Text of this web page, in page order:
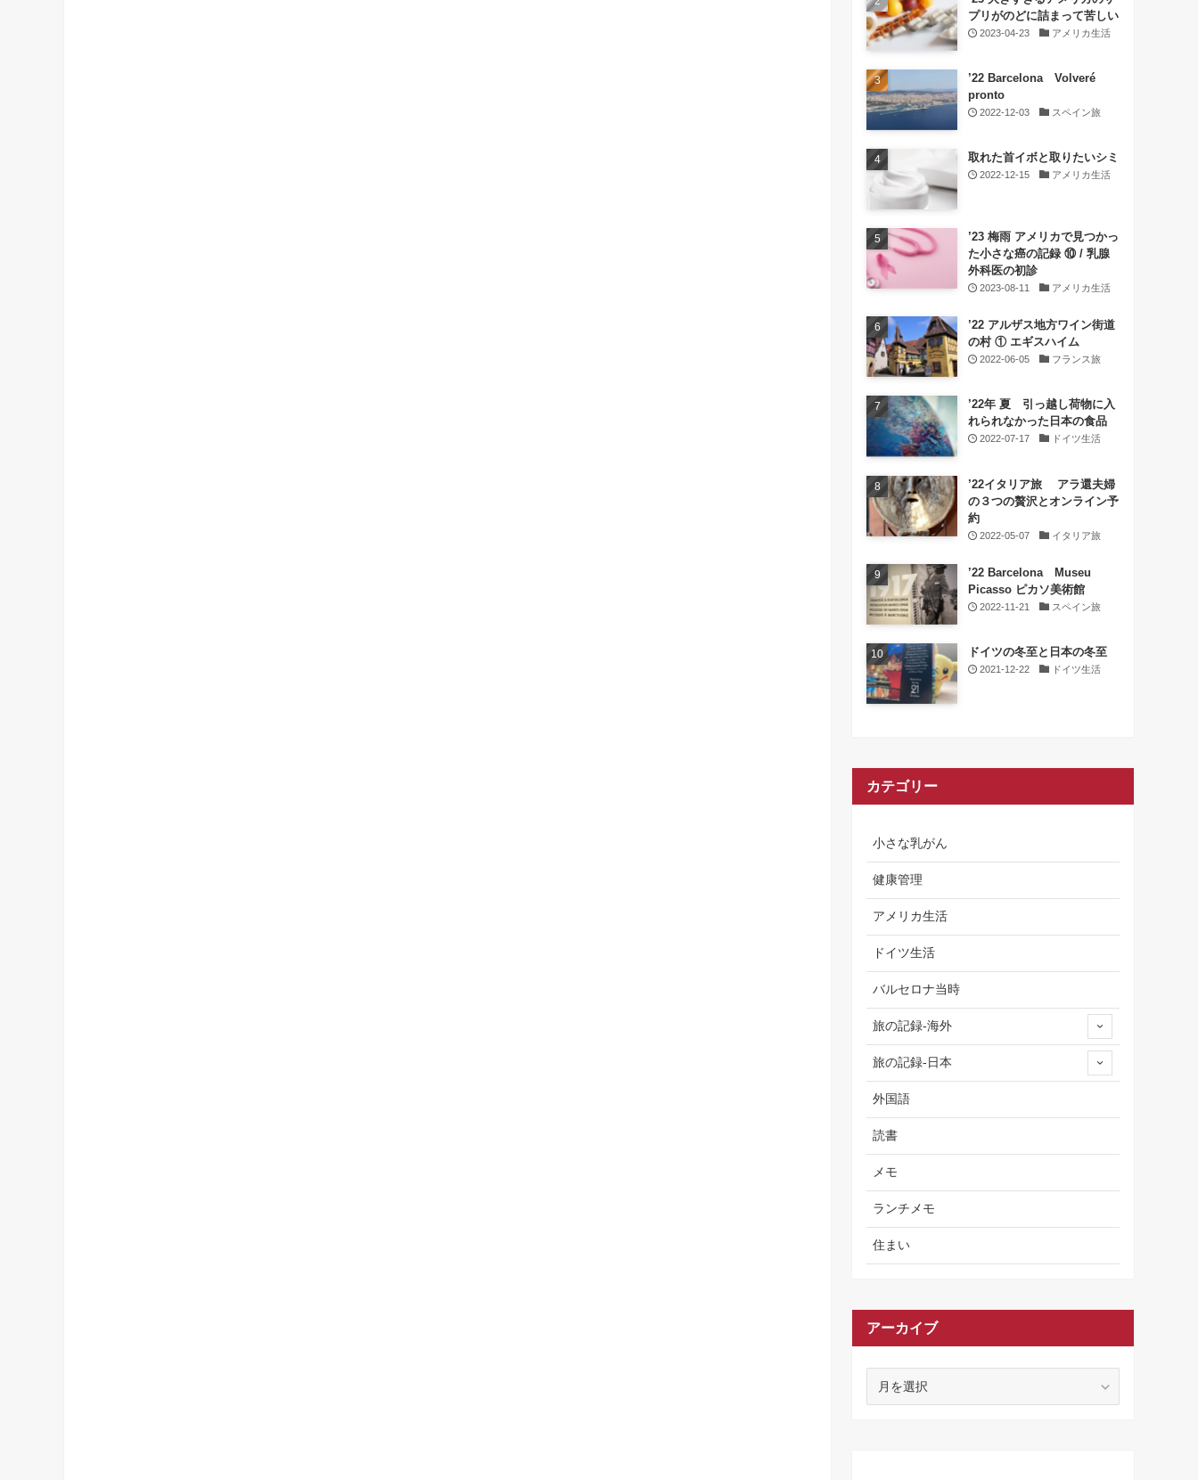
プリがのどに詰まって苦しい
2023-04-23 アメリカ生活
’22 Barcelona Volveré
pronto
2022-12-03 スペイン旅
取れた首イボと取りたいシミ
2022-12-15 アメリカ生活
’23 梅雨 アメリカで見つかっ
た小さな癌の記録 ⑩ / 乳腺
外科医の初診
2023-08-11 アメリカ生活
’22 アルザス地方ワイン街道
の村 ① エギスハイム
2022-06-05 フランス旅
’22年 夏 引っ越し荷物に入
れられなかった日本の食品
2022-07-17 ドイツ生活
’22イタリア旅 アラ還夫婦
の３つの贅沢とオンライン予
約
2022-05-07 イタリア旅
’22 Barcelona Museu
Picasso ピカソ美術館
2022-11-21 スペイン旅
ドイツの冬至と日本の冬至
2021-12-22 ドイツ生活
カテゴリー
小さな乳がん
健康管理
アメリカ生活
ドイツ生活
バルセロナ当時
旅の記録-海外
旅の記録-日本
外国語
読書
メモ
ランチメモ
住まい
アーカイブ